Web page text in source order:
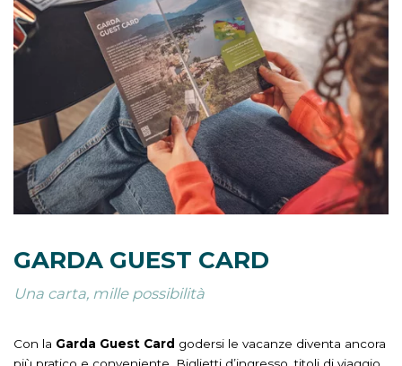
GARDA GUEST CARD
Una carta, mille possibilità
Con la Garda Guest Card godersi le vacanze diventa ancora